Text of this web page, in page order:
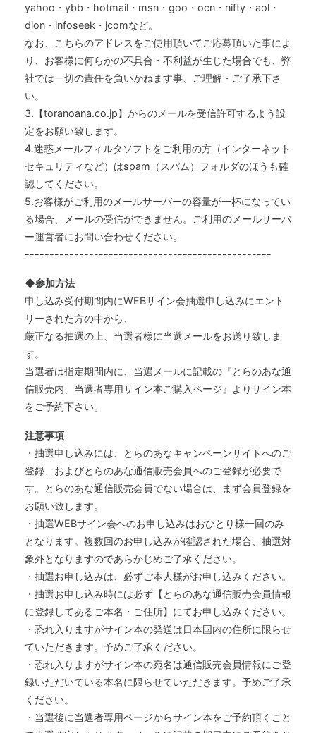
yahoo・ybb・hotmail・msn・goo・ocn・nifty・aol・
dion・infoseek・jcomなど。
なお、こちらのアドレスをご使用頂いてご応募頂いた事によ
り、お客様に何らかの不具合・不利益が生じた場合でも、弊
社では一切の責任を負いかねます事、ご理解・ご了承下さ
い。
3.【toranoana.co.jp】からのメールを受信許可するよう設
定をお願い致します。
4.迷惑メールフィルタソフトをご利用の方（インターネット
セキュリティなど）はspam（スパム）フォルダのほうも確
認してください。
5.お客様がご利用のメールサーバーの容量が一杯になってい
る場合、メールの受信ができません。ご利用のメールサーバ
ー運営者にお問い合わせください。
--------------------------------------------------
◆参加方法
申し込み受付期間内にWEBサイン会抽選申し込みにエント
リーされた方の中から、
厳正なる抽選の上、当選者様に当選メールをお送り致しま
す。
当選者は指定期間内に、当選メールに記載の『とらのあな通
信販売内、当選者専用サイン本ご購入ページ』よりサイン本
をご予約下さい。
注意事項
・抽選申し込みには、とらのあなキャンペーンサイトへのご
登録、およびとらのあな通信販売会員へのご登録が必要で
す。とらのあな通信販売会員でない場合は、まず会員登録を
お願い致します。
・抽選WEBサイン会へのお申し込みはおひとり様一回のみ
となります。複数回のお申し込みが確認された場合、抽選対
象外となりますのであらかじめご了承ください。
・抽選お申し込みは、必ずご本人様がお申し込みください。
・抽選お申し込み時には必ず【とらのあな通信販売会員情報
に登録してあるご本名・ご住所】にてお申し込みください。
・恐れ入りますがサイン本の発送は日本国内の住所に限らせ
ていただきます。予めご了承ください。
・恐れ入りますがサイン本の宛名は通信販売会員情報にご登
録いただいている本名に限らせていただきます。予めご了承
ください。
・当選後に当選者専用ページからサイン本をご予約頂くこと